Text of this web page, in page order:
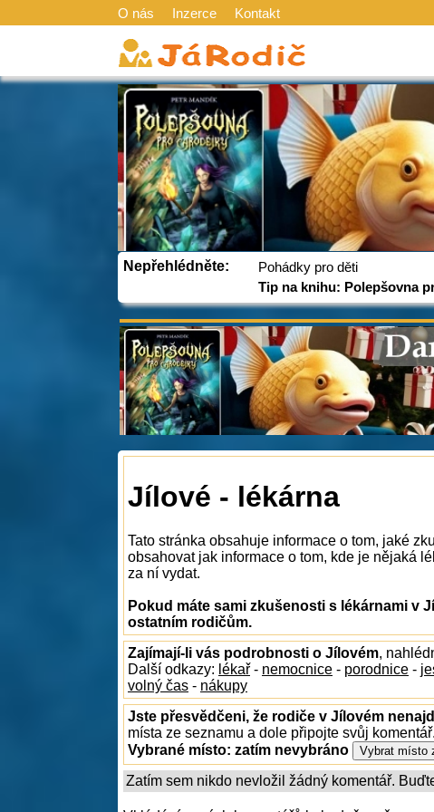
O nás Inzerce Kontakt
Nepřehlédněte:
Pohádky pro děti
Tip na knihu: Polepšovna
Jílové - lékárna
Tato stránka obsahuje informace o tom, jaké
obsahovat jak informace o tom, kde je nějaká
za ní vydat.
Pokud máte sami zkušenosti s lékárnami v
ostatním rodičům.
Zajímají-li vás podrobnosti o Jílovém,
Další odkazy: lékař - nemocnice - porodnice -
volný čas - nákupy
Jste přesvědčeni, že rodiče v Jílovém
místa ze seznamu a dole připojte svůj
Vybrané místo: zatím nevybráno
Zatím sem nikdo nevložil žádný komentář.